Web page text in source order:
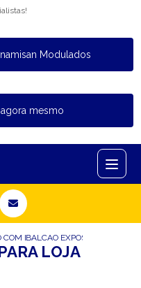
Modulados
mesmo
EXPOSITOR DE VIDRO
BALCAO EXPOSITOR PARA
LOJA